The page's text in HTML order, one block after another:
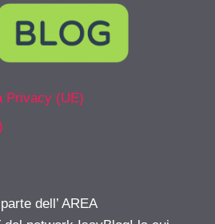
Privacy (UE)
dell’ AREA